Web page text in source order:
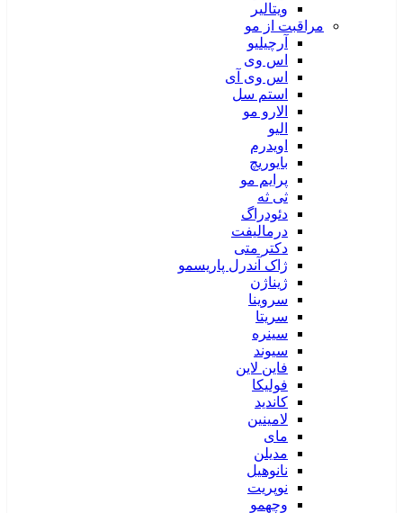
ویتالیر
مراقبت از مو
آرچیلیو
اس وی
اس وی آی
استم سل
الارو مو
الیو
اویدرم
بایوریچ
پرایم مو
ثی ثه
دئودراگ
درمالیفت
دکتر متی
ژاک آندرل پاریسمو
ژیناژن
سروینا
سریتا
سینره
سیوند
فاین لاین
فولیکا
کاندید
لامینین
مای
مدیلن
نانوهیل
نوپریت
وچهمو